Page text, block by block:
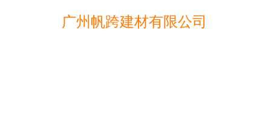
广州帆跨建材有限公司